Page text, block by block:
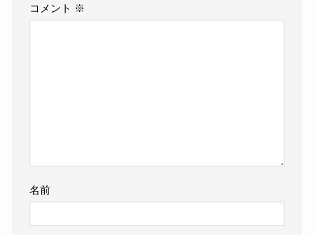
コメント ※
名前